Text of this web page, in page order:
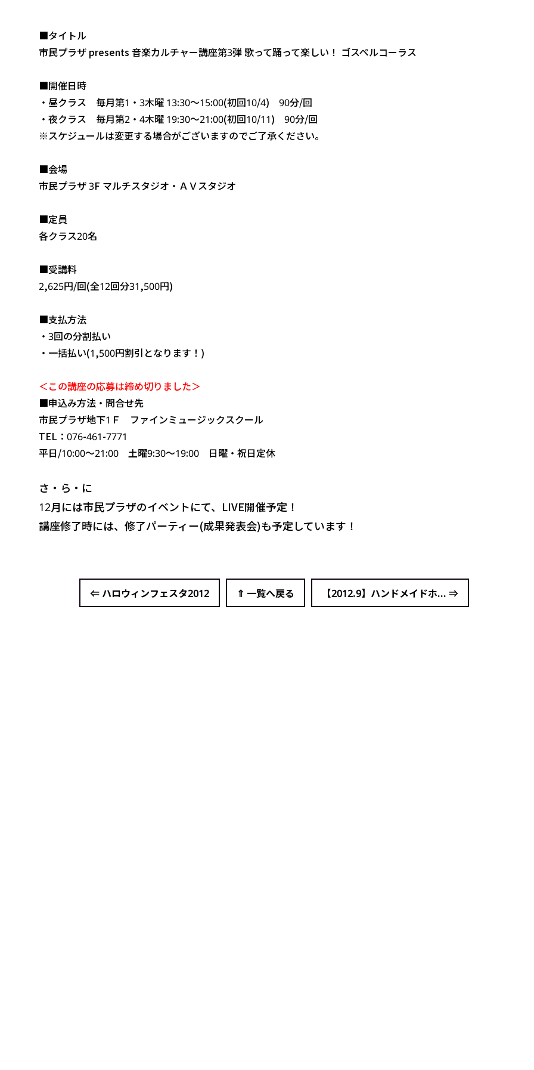
■タイトル
市民プラザ presents 音楽カルチャー講座第3弾 歌って踊って楽しい！ ゴスペルコーラス
■開催日時
・昼クラス 毎月第1・3木曜 13:30～15:00(初回10/4) 90分/回
・夜クラス 毎月第2・4木曜 19:30～21:00(初回10/11) 90分/回
※スケジュールは変更する場合がございますのでご了承ください。
■会場
市民プラザ 3F マルチスタジオ・ＡＶスタジオ
■定員
各クラス20名
■受講料
2,625円/回(全12回分31,500円)
■支払方法
・3回の分割払い
・一括払い(1,500円割引となります！)
＜この講座の応募は締め切りました＞
■申込み方法・問合せ先
市民プラザ地下1Ｆ ファインミュージックスクール
TEL：076-461-7771
平日/10:00～21:00 土曜9:30～19:00 日曜・祝日定休
さ・ら・に
12月には市民プラザのイベントにて、LIVE開催予定！
講座修了時には、修了パーティー(成果発表会)も予定しています！
⇐ ハロウィンフェスタ2012 ⇑ 一覧へ戻る 【2012.9】ハンドメイドホ... ⇒